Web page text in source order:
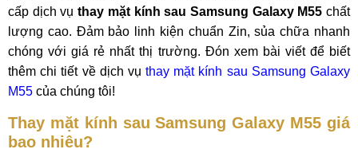
cấp dịch vụthay mặt kính sau Samsung Galaxy M55 chất
lượng cao. Đảm bảo linh kiện chuẩn Zin, sủa chữa nhanh
chóng với giá rẻ nhất thị trường. Đón xem bài viết để biết
thêm chi tiết về dịch vụthay mặt kính sau Samsung Galaxy
M55 của chúng tôi!
Thay mặt kính sau Samsung Galaxy M55 giá
bao nhiêu?